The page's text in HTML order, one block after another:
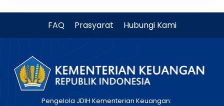
FAQ Prasyarat Hubungi Kami
Pengelola JDIH Kementerian Keuangan: